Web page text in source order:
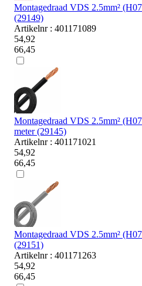
Montagedraad VDS 2.5mm²
(29149)
Artikelnr : 401171089
54,92
66,45
Montagedraad VDS 2.5mm²
meter (29145)
Artikelnr : 401171021
54,92
66,45
Montagedraad VDS 2.5mm²
(29151)
Artikelnr : 401171263
54,92
66,45